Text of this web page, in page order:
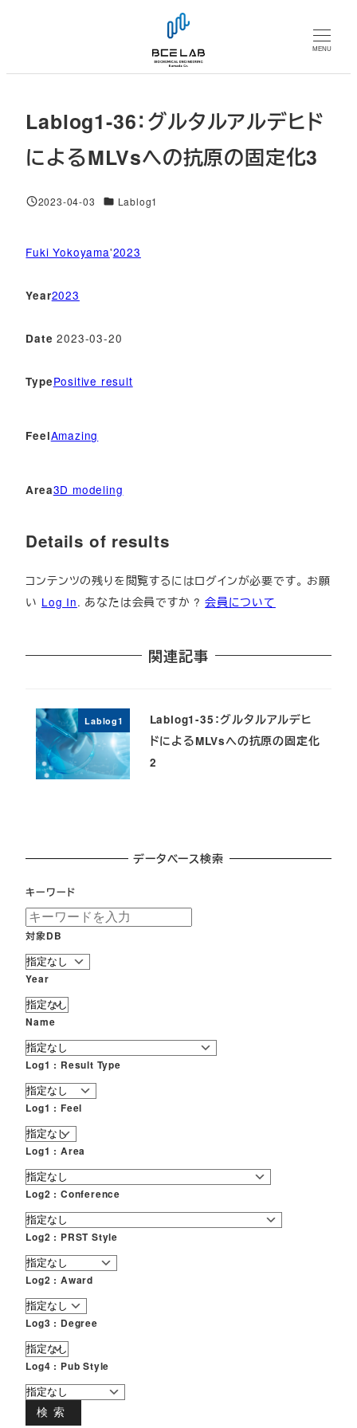
MENU
Lablog1-36：グルタルアルデヒド
によるMLVsへの抗原の固定化3
投稿日
2023-04-03 対象DBLablog1
Fuki Yokoyama'2023
Year2023
Date 2023-03-20
TypePositive result
FeelAmazing
Area3D modeling
Details of results
コンテンツの残りを閲覧するにはログインが必要です。 お願
い Log In. あなたは会員ですか ?会員について
関連記事
Lablog1
Lablog1-35：グルタルアルデヒ
ドによるMLVsへの抗原の固定化
2
データベース検索
キーワード
対象DB
Year
Name
Log1 : Result Type
Log1 : Feel
Log1 : Area
Log2 : Conference
Log2 : PRST Style
Log2 : Award
Log3 : Degree
Log4 : Pub Style
検索